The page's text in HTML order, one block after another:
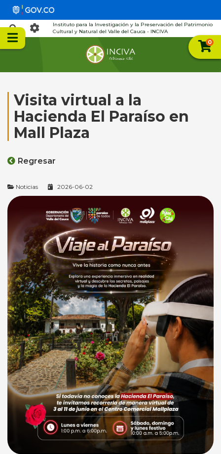
Instituto para la Investigación y la Preservación del Patrimonio
Cultural y Natural del Valle del Cauca - INCIVA
0
Visita virtual a la
Hacienda El Paraíso en
Mall Plaza
Regresar
Noticias 2026-06-02